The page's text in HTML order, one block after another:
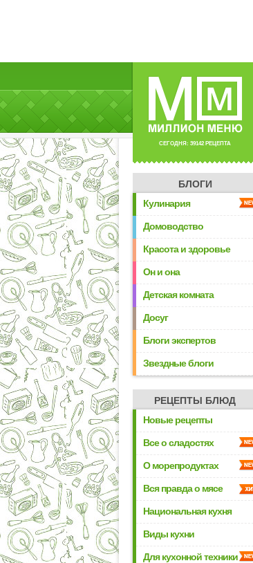
СЕГОДНЯ: 39142 РЕЦЕПТА
БЛОГИ
Кулинария
Домоводство
Красота и здоровье
Он и она
Детская комната
Досуг
Блоги экспертов
Звездные блоги
РЕЦЕПТЫ БЛЮД
Новые рецепты
Все о сладостях
О морепродуктах
Вся правда о мясе
Национальная кухня
Виды кухни
Для кухонной техники